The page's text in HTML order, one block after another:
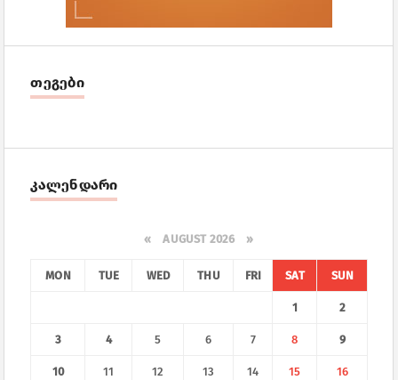
თეგები
კალენდარი
« AUGUST 2026 »
MON TUE WED THU FRI SAT SUN
1 2
3 4 5 6 7 8 9
10 11 12 13 14 15 16